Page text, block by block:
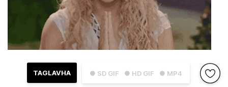
● SD GIF ● HD GIF ● MP4
TAGLAVHA